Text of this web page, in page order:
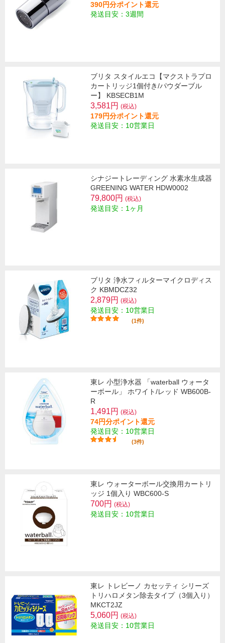
390円分ポイント還元
発送目安：3週間
ブリタ スタイルエコ【マクストラプロ
カートリッジ1個付き/パウダーブル
ー】 KBSECB1M
3,581円 (税込)
179円分ポイント還元
発送目安：10営業日
シナジートレーディング 水素水生成器
GREENING WATER HDW0002
79,800円 (税込)
発送目安：1ヶ月
ブリタ 浄水フィルターマイクロディス
ク KBMDCZ32
2,879円 (税込)
発送目安：10営業日
(1件)
東レ 小型浄水器 「waterball ウォータ
ーボール」 ホワイト/レッド WB600B-
R
1,491円 (税込)
74円分ポイント還元
発送目安：10営業日
(3件)
東レ ウォーターボール交換用カートリ
ッジ 1個入り WBC600-S
700円 (税込)
発送目安：10営業日
東レ トレビーノ カセッティ シリーズ
トリハロメタン除去タイプ（3個入り）
MKCT2JZ
5,060円 (税込)
発送目安：10営業日